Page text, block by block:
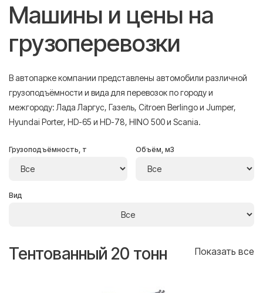
Машины и цены на
грузоперевозки
В автопарке компании представлены автомобили различной
грузоподъёмности и вида для перевозок по городу и
межгороду: Лада Ларгус, Газель, Citroen Berlingo и Jumper,
Hyundai Porter, HD-65 и HD-78, HINO 500 и Scania.
Грузоподъёмность, т Объём, м3
Вид
Тентованный 20 тонн Показать все